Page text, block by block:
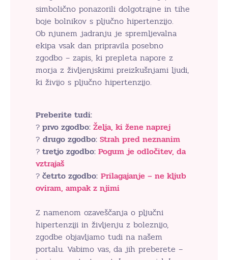
simbolično ponazorili dolgotrajne in tihe
boje bolnikov s pljučno hipertenzijo.
Ob njunem jadranju je spremljevalna
ekipa vsak dan pripravila posebno
zgodbo – zapis, ki prepleta napore z
morja z življenjskimi preizkušnjami ljudi,
ki živijo s pljučno hipertenzijo.
Preberite tudi:
? prvo zgodbo: Želja, ki žene naprej
? drugo zgodbo: Strah pred neznanim
? tretjo zgodbo: Pogum je odločitev, da
vztrajaš
? četrto zgodbo: Prilagajanje – ne kljub
oviram, ampak z njimi
Z namenom ozaveščanja o pljučni
hipertenziji in življenju z boleznijo,
zgodbe objavljamo tudi na našem
portalu. Vabimo vas, da jih preberete –